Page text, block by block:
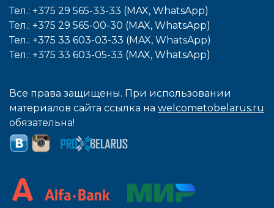
Тел.: +375 29 565-33-33 (MAX, WhatsApp)
Тел.: +375 29 565-00-30 (MAX, WhatsApp)
Тел.: +375 33 603-03-33 (MAX, WhatsApp)
Тел.: +375 33 603-05-33 (MAX, WhatsApp)
Все права защищены. При использовании
материалов сайта ссылка на welcometobelarus.ru
обязательна!